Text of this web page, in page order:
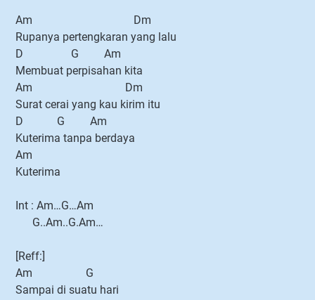
Am Dm
Rupanya pertengkaran yang lalu
D G Am
Membuat perpisahan kita
Am Dm
Surat cerai yang kau kirim itu
D G Am
Kuterima tanpa berdaya
Am
Kuterima
Int : Am…G…Am
G..Am..G.Am…
[Reff:]
Am G
Sampai di suatu hari